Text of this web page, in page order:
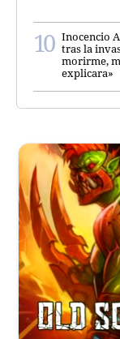
Inocencio
tras la
morirme,
explicara»